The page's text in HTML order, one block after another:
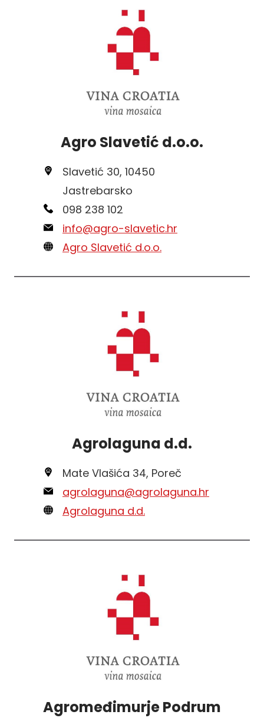
Agro Slavetić d.o.o.
Slavetić 30, 10450
Jastrebarsko
098 238 102
info@agro-slavetic.hr
Agro Slavetić d.o.o.
Agrolaguna d.d.
Mate Vlašića 34, Poreč
agrolaguna@agrolaguna.hr
Agrolaguna d.d.
Agromeđimurje Podrum